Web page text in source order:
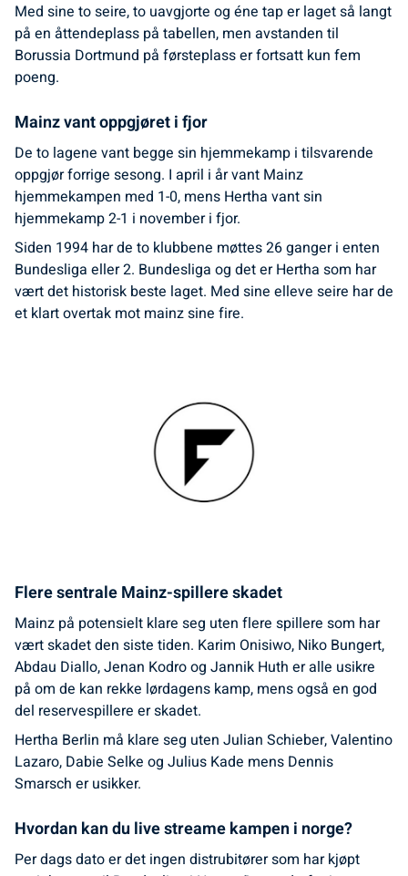
Med sine to seire, to uavgjorte og éne tap er laget så langt
på en åttendeplass på tabellen, men avstanden til
Borussia Dortmund på førsteplass er fortsatt kun fem
poeng.
Mainz vant oppgjøret i fjor
De to lagene vant begge sin hjemmekamp i tilsvarende
oppgjør forrige sesong. I april i år vant Mainz
hjemmekampen med 1-0, mens Hertha vant sin
hjemmekamp 2-1 i november i fjor.
Siden 1994 har de to klubbene møttes 26 ganger i enten
Bundesliga eller 2. Bundesliga og det er Hertha som har
vært det historisk beste laget. Med sine elleve seire har de
et klart overtak mot mainz sine fire.
Flere sentrale Mainz-spillere skadet
Mainz på potensielt klare seg uten flere spillere som har
vært skadet den siste tiden. Karim Onisiwo, Niko Bungert,
Abdau Diallo, Jenan Kodro og Jannik Huth er alle usikre
på om de kan rekke lørdagens kamp, mens også en god
del reservespillere er skadet.
Hertha Berlin må klare seg uten Julian Schieber, Valentino
Lazaro, Dabie Selke og Julius Kade mens Dennis
Smarsch er usikker.
Hvordan kan du live streame kampen i norge?
Per dags dato er det ingen distrubitører som har kjøpt